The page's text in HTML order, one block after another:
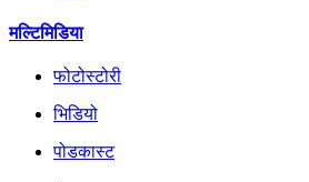
मल्टिमिडिया
फोटोस्टोरी
भिडियो
पोडकास्ट